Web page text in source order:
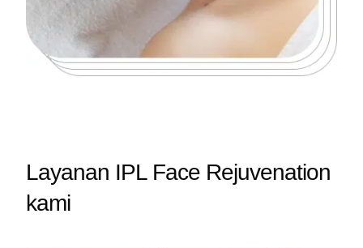
Layanan IPL Face Rejuvenation
kami